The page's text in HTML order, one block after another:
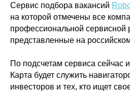
Сервис подбора вакансий
на которой отмечены все
профессиональной сервисной
представленные на
По подсчетам сервиса сейчас
Карта будет служить
инвесторов и тех, кто ищет